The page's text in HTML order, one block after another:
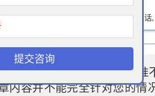
咨询热线:400-900-9881 请输入您的电话
因各地补偿的类型、补偿标准
内容并不能完全针对您的情
提交咨询